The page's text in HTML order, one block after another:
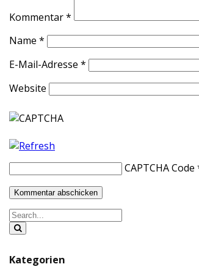
Kommentar*
Name *
E-Mail-Adresse *
Website
CAPTCHA Code
Kategorien